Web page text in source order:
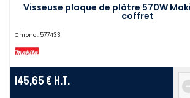
Visseuse plaque de plâtre 570W
coffret
Chrono : 577433
145,65 € H.T. -